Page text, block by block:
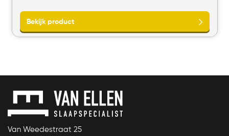
Bekijk product
Van Weedestraat 25